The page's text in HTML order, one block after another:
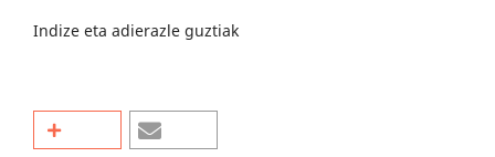
Indize eta adierazle guztiak